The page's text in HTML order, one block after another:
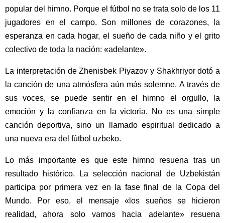
popular del himno. Porque el fútbol no se trata solo de los 11
jugadores en el campo. Son millones de corazones, la
esperanza en cada hogar, el sueño de cada niño y el grito
colectivo de toda la nación: «adelante».
La interpretación de Zhenisbek Piyazov y Shakhriyor dotó a
la canción de una atmósfera aún más solemne. A través de
sus voces, se puede sentir en el himno el orgullo, la
emoción y la confianza en la victoria. No es una simple
canción deportiva, sino un llamado espiritual dedicado a
una nueva era del fútbol uzbeko.
Lo más importante es que este himno resuena tras un
resultado histórico. La selección nacional de Uzbekistán
participa por primera vez en la fase final de la Copa del
Mundo. Por eso, el mensaje «los sueños se hicieron
realidad, ahora solo vamos hacia adelante» resuena